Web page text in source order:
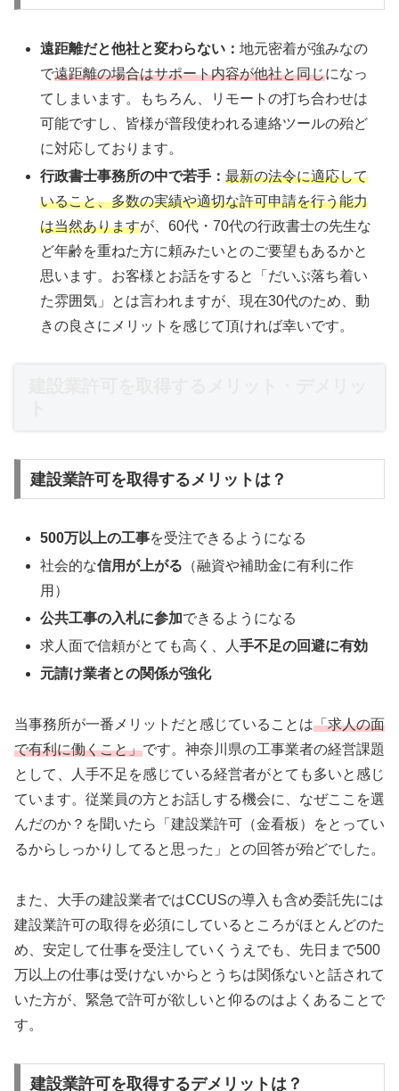
遠距離だと他社と変わらない：地元密着が強みなの
で遠距離の場合はサポート内容が他社と同じになっ
てしまいます。もちろん、リモートの打ち合わせは
可能ですし、皆様が普段使われる連絡ツールの殆ど
に対応しております。
行政書士事務所の中で若手：最新の法令に適応して
いること、多数の実績や適切な許可申請を行う能力
は当然ありますが、60代・70代の行政書士の先生な
ど年齢を重ねた方に頼みたいとのご要望もあるかと
思います。お客様とお話をすると「だいぶ落ち着い
た雰囲気」とは言われますが、現在30代のため、動
きの良さにメリットを感じて頂ければ幸いです。
建設業許可を取得するメリットは？
500万以上の工事を受注できるようになる
社会的な信用が上がる （融資や補助金に有利に作
用）
公共工事の入札に参加できるようになる
求人面で信頼がとても高く、人手不足の回避に有効
元請け業者との関係が強化
当事務所が一番メリットだと感じていることは「求人の面
で有利に働くこと」です。神奈川県の工事業者の経営課題
として、人手不足を感じている経営者がとても多いと感じ
ています。従業員の方とお話しする機会に、なぜここを選
んだのか？を聞いたら「建設業許可（金看板）をとってい
るからしっかりしてると思った」との回答が殆どでした。
また、大手の建設業者ではCCUSの導入も含め委託先には
建設業許可の取得を必須にしているところがほとんどのた
め、安定して仕事を受注していくうえでも、先日まで500
万以上の仕事は受けないからとうちは関係ないと話されて
いた方が、緊急で許可が欲しいと仰るのはよくあることで
す。
建設業許可を取得するデメリットは？